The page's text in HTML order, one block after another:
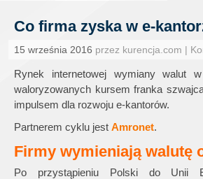
Co firma zyska w e-
15 września 2016 przez kurencja.com |
Rynek internetowej wymiany walut
waloryzowanych kursem franka
impulsem dla rozwoju e-kantorów.
Partnerem cyklu jest Amronet.
Firmy wymieniają walutę
Po przystąpieniu Polski do Unii